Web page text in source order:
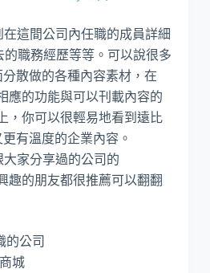
這間公司內任職的成員詳細
職務經歷等等。可以說很多
散做的各種內容素材，在
應的功能與可以刊載內容的
，你可以很輕易地看到遠比
有溫度的企業內容。
家分享過的公司的
趣的朋友都很推薦可以翻翻
的公司
城